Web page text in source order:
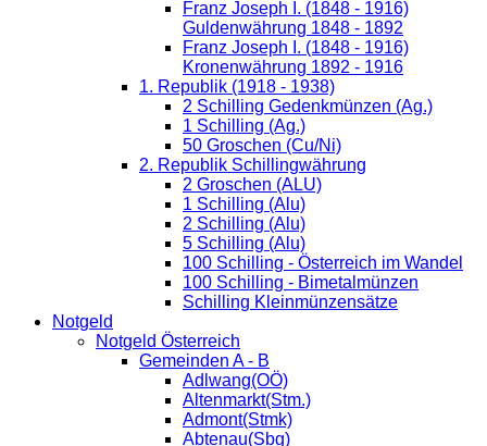
Franz Joseph I. (1848 - 1916)
Guldenwährung 1848 - 1892
Franz Joseph I. (1848 - 1916)
Kronenwährung 1892 - 1916
1. Republik (1918 - 1938)
2 Schilling Gedenkmünzen (Ag.)
1 Schilling (Ag.)
50 Groschen (Cu/Ni)
2. Republik Schillingwährung
2 Groschen (ALU)
1 Schilling (Alu)
2 Schilling (Alu)
5 Schilling (Alu)
100 Schilling - Österreich im Wandel
100 Schilling - Bimetalmünzen
Schilling Kleinmünzensätze
Notgeld
Notgeld Österreich
Gemeinden A - B
Adlwang(OÖ)
Altenmarkt(Stm.)
Admont(Stmk)
Abtenau(Sbg)